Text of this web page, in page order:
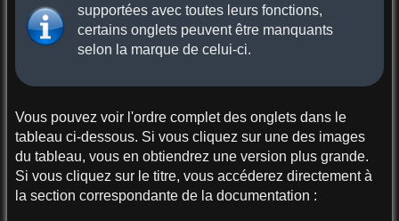
supportées avec toutes leurs fonctions,
certains onglets peuvent être manquants
selon la marque de celui-ci.
Vous pouvez voir l'ordre complet des onglets dans le
tableau ci-dessous. Si vous cliquez sur une des images
du tableau, vous en obtiendrez une version plus grande.
Si vous cliquez sur le titre, vous accéderez directement à
la section correspondante de la documentation :